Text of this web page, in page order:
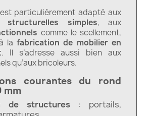
particulièrement adapté aux
structurelles simples, aux
comme le scellement,
lafabrication de mobilier en
. Il s’adresse aussi bien aux
qu’aux bricoleurs.
courantes du rond
mm
de structures : portails,